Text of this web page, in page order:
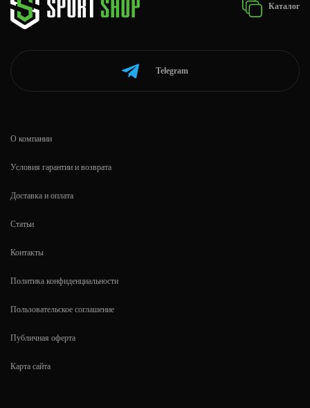
Каталог
Telegram
О компании
Условия гарантии и возврата
Доставка и оплата
Статьи
Контакты
Политика конфиденциальности
Пользовательское соглашение
Публичная оферта
Карта сайта